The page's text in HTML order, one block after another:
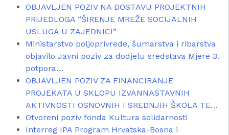
OBJAVLJEN POZIV NA DOSTAVU PROJEKTNIH
PRIJEDLOGA “ŠIRENJE MREŽE SOCIJALNIH
USLUGA U ZAJEDNICI”
Ministarstvo poljoprivrede, šumarstva i ribarstva
objavilo Javni poziv za dodjelu sredstava Mjere 3.
potpora…
OBJAVLJEN POZIV ZA FINANCIRANJE
PROJEKATA U SKLOPU IZVANNASTAVNIH
AKTIVNOSTI OSNOVNIH I SREDNJIH ŠKOLA TE…
Otvoreni poziv fonda Kultura solidarnosti
Interreg IPA Program Hrvatska-Bosna i